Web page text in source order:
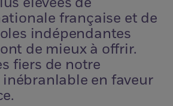
française et de
indépendantes
de mieux à offrir.
fiers de notre
en faveur